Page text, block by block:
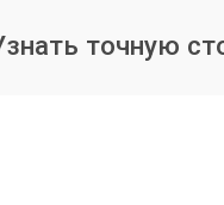
и
и сложный
точную